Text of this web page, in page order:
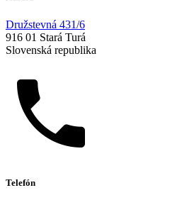
Družstevná 431/6
916 01 Stará Turá
Slovenská republika
Telefón